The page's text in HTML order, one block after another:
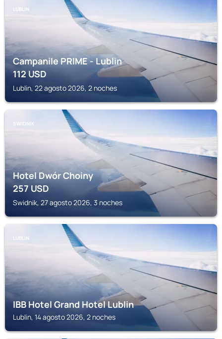
LUBLIN
Campanile PRIME - Lublin
112USD
Lublin, 22 agosto 2026, 2 noches
SWIDNIK
Hotel Dwór Choiny
257USD
Swidnik, 27 agosto 2026, 3 noches
LUBLIN
IBB Hotel Grand Hotel Lublin
Lublin, 14 agosto 2026, 2 noches